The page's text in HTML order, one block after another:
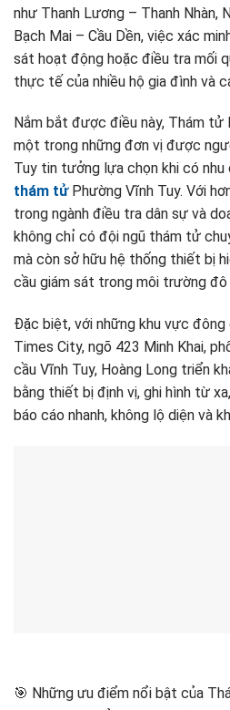
như Thanh Lương – Thanh Nhàn,
Bạch Mai – Cầu Dền, việc xác
sát hoạt động hoặc điều tra mối
thực tế của nhiều hộ gia đình và
Nắm bắt được điều này, Thám
một trong những đơn vị được
Tuy tin tưởng lựa chọn khi có nhu
thám tửPhường Vĩnh Tuy. Với
trong ngành điều tra dân sự và
không chỉ có đội ngũ thám tử
mà còn sở hữu hệ thống thiết bị
cầu giám sát trong môi trường
Đặc biệt, với những khu vực
Times City, ngõ 423 Minh Khai,
cầu Vĩnh Tuy, Hoàng Long triển
bằng thiết bị định vị, ghi hình từ
báo cáo nhanh, không lộ diện và
🎯 Những ưu điểm nổi bật của